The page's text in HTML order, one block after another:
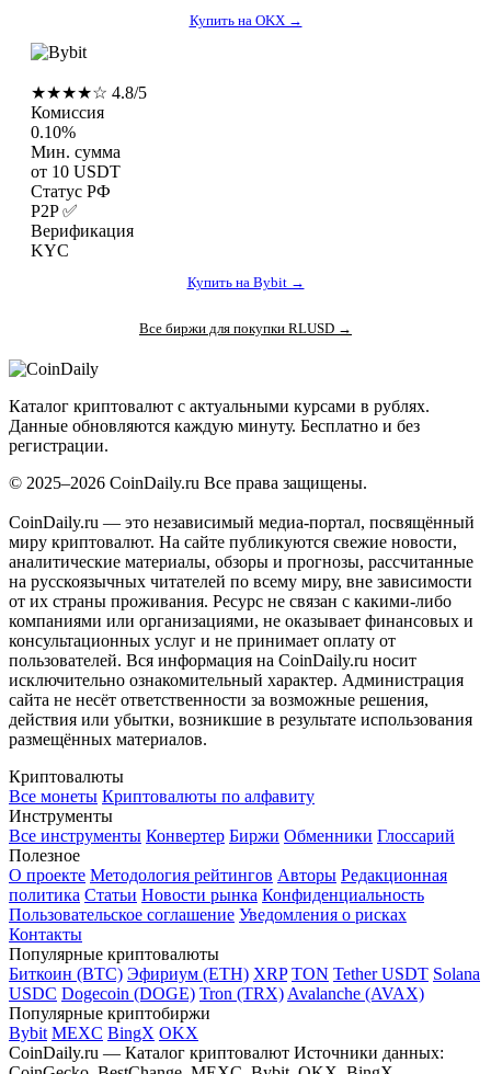
Купить на OKX →
★★★★☆ 4.8/5
Комиссия
0.10%
Мин. сумма
от 10 USDT
Статус РФ
P2P ✅
Верификация
KYC
Купить на Bybit →
Все биржи для покупки RLUSD →
Каталог криптовалют с актуальными курсами в рублях.
Данные обновляются каждую минуту. Бесплатно и без
регистрации.
© 2025–2026 CoinDaily.ru Все права защищены.
CoinDaily.ru — это независимый медиа-портал, посвящённый
миру криптовалют. На сайте публикуются свежие новости,
аналитические материалы, обзоры и прогнозы, рассчитанные
на русскоязычных читателей по всему миру, вне зависимости
от их страны проживания. Ресурс не связан с какими-либо
компаниями или организациями, не оказывает финансовых и
консультационных услуг и не принимает оплату от
пользователей. Вся информация на CoinDaily.ru носит
исключительно ознакомительный характер. Администрация
сайта не несёт ответственности за возможные решения,
действия или убытки, возникшие в результате использования
размещённых материалов.
Криптовалюты
Все монеты Криптовалюты по алфавиту
Инструменты
Все инструменты Конвертер Биржи Обменники Глоссарий
Полезное
О проекте Методология рейтингов Авторы Редакционная
политика Статьи Новости рынка Конфиденциальность
Пользовательское соглашение Уведомления о рисках
Контакты
Популярные криптовалюты
Биткоин (BTC) Эфириум (ETH) XRP TON Tether USDT Solana
USDC Dogecoin (DOGE) Tron (TRX) Avalanche (AVAX)
Популярные криптобиржи
Bybit MEXC BingX OKX
CoinDaily.ru — Каталог криптовалют Источники данных: